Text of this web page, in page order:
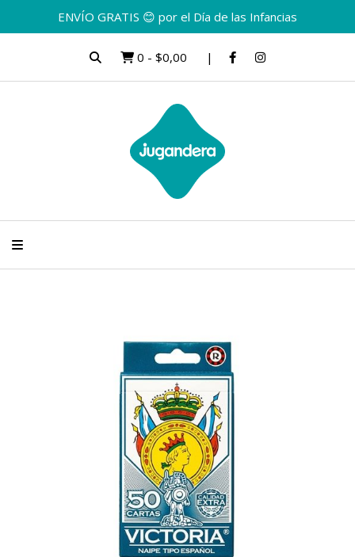
ENVÍO GRATIS 😊 por el Día de las Infancias
0 - $0,00